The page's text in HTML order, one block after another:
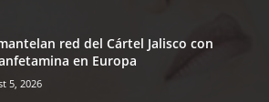
red del Cártel Jalisco con
en Europa
5, 2026